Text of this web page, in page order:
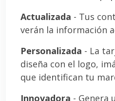
Actualizada - Tus
verán la información
Personalizada - La
diseña con el logo,
que identifican tu
Innovadora - Genera